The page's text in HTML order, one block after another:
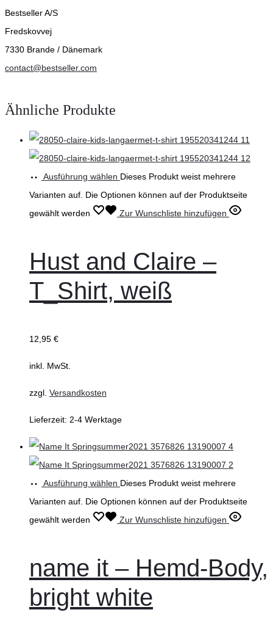
Bestseller A/S
Fredskovvej
7330 Brande / Dänemark
contact@bestseller.com
Ähnliche Produkte
Ausführung wählen Dieses Produkt weist mehrere
Varianten auf. Die Optionen können auf der Produktseite
gewählt werden
Zur Wunschliste hinzufügen
Hust and Claire –
T_Shirt, weiß
12,95 €
inkl. MwSt.
zzgl. Versandkosten
Lieferzeit: 2-4 Werktage
Ausführung wählen Dieses Produkt weist mehrere
Varianten auf. Die Optionen können auf der Produktseite
gewählt werden
Zur Wunschliste hinzufügen
name it – Hemd-Body,
bright white